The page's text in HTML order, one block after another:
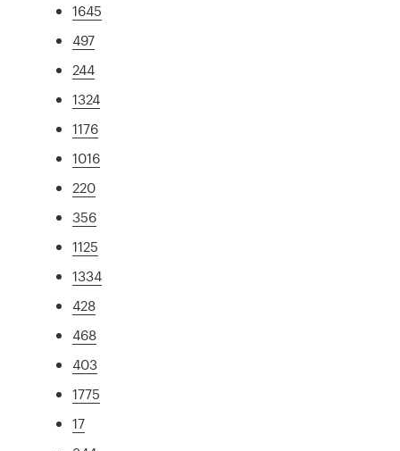
1645
497
244
1324
1176
1016
220
356
1125
1334
428
468
403
1775
17